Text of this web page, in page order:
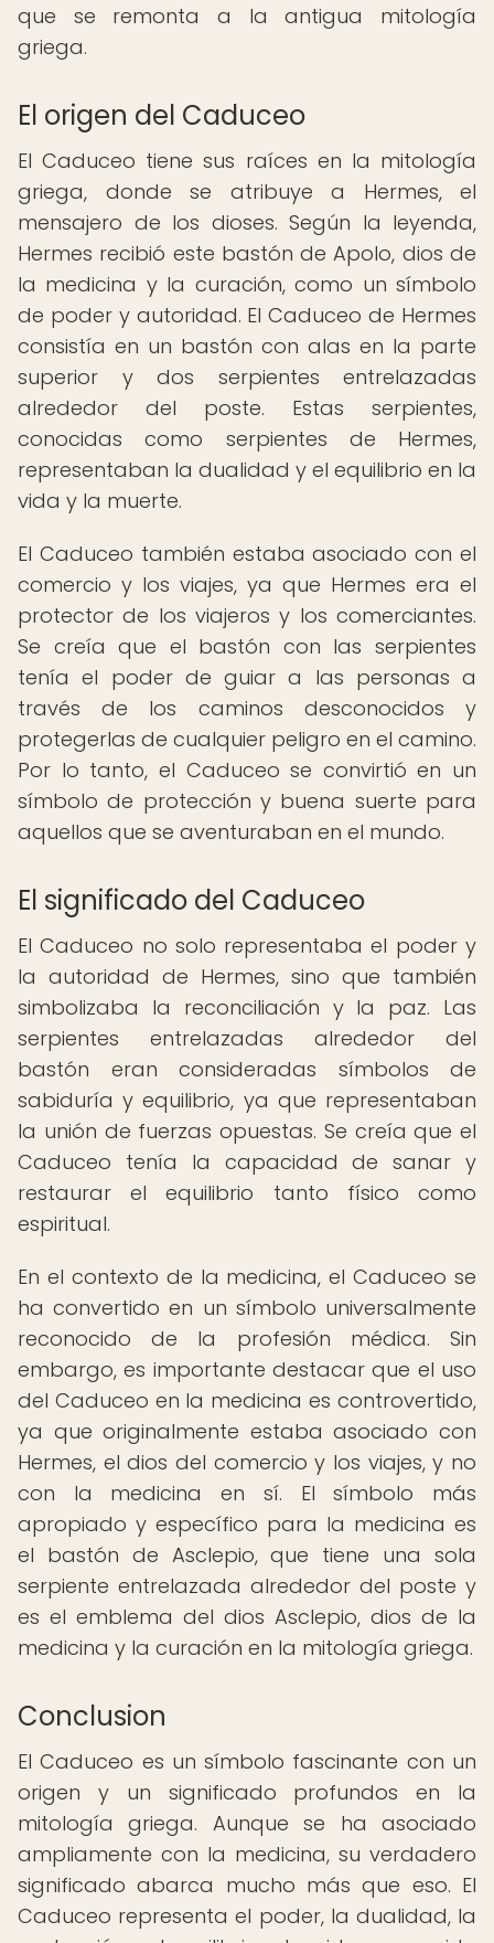
que se remonta a la antigua mitología
griega.
El origen del Caduceo
El Caduceo tiene sus raíces en la mitología
griega, donde se atribuye a Hermes, el
mensajero de los dioses. Según la leyenda,
Hermes recibió este bastón de Apolo, dios de
la medicina y la curación, como un símbolo
de poder y autoridad. El Caduceo de Hermes
consistía en un bastón con alas en la parte
superior y dos serpientes entrelazadas
alrededor del poste. Estas serpientes,
conocidas como serpientes de Hermes,
representaban la dualidad y el equilibrio en la
vida y la muerte.
El Caduceo también estaba asociado con el
comercio y los viajes, ya que Hermes era el
protector de los viajeros y los comerciantes.
Se creía que el bastón con las serpientes
tenía el poder de guiar a las personas a
través de los caminos desconocidos y
protegerlas de cualquier peligro en el camino.
Por lo tanto, el Caduceo se convirtió en un
símbolo de protección y buena suerte para
aquellos que se aventuraban en el mundo.
El significado del Caduceo
El Caduceo no solo representaba el poder y
la autoridad de Hermes, sino que también
simbolizaba la reconciliación y la paz. Las
serpientes entrelazadas alrededor del
bastón eran consideradas símbolos de
sabiduría y equilibrio, ya que representaban
la unión de fuerzas opuestas. Se creía que el
Caduceo tenía la capacidad de sanar y
restaurar el equilibrio tanto físico como
espiritual.
En el contexto de la medicina, el Caduceo se
ha convertido en un símbolo universalmente
reconocido de la profesión médica. Sin
embargo, es importante destacar que el uso
del Caduceo en la medicina es controvertido,
ya que originalmente estaba asociado con
Hermes, el dios del comercio y los viajes, y no
con la medicina en sí. El símbolo más
apropiado y específico para la medicina es
el bastón de Asclepio, que tiene una sola
serpiente entrelazada alrededor del poste y
es el emblema del dios Asclepio, dios de la
medicina y la curación en la mitología griega.
Conclusion
El Caduceo es un símbolo fascinante con un
origen y un significado profundos en la
mitología griega. Aunque se ha asociado
ampliamente con la medicina, su verdadero
significado abarca mucho más que eso. El
Caduceo representa el poder, la dualidad, la